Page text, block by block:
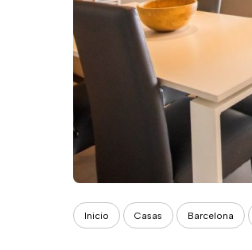
Inicio Casas Barcelona